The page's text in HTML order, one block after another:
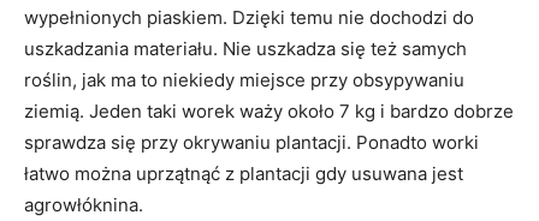
wypełnionych piaskiem. Dzięki temu nie dochodzi do
uszkadzania materiału. Nie uszkadza się też samych
roślin, jak ma to niekiedy miejsce przy obsypywaniu
ziemią. Jeden taki worek waży około 7 kg i bardzo dobrze
sprawdza się przy okrywaniu plantacji. Ponadto worki
łatwo można uprzątnąć z plantacji gdy usuwana jest
agrowłóknina.